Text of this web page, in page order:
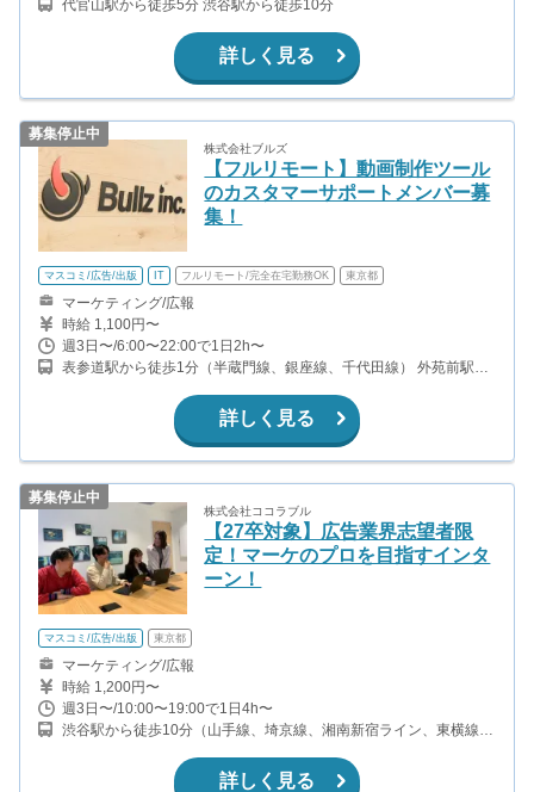
代官山駅から徒歩5分 渋谷駅から徒歩10分
詳しく見る
募集停止中
株式会社ブルズ
【フルリモート】動画制作ツール
のカスタマーサポートメンバー募
集！
マスコミ/広告/出版 IT フルリモート/完全在宅勤務OK 東京都
マーケティング/広報
時給 1,100円〜
週3日〜/6:00〜22:00で1日2h〜
表参道駅から徒歩1分（半蔵門線、銀座線、千代田線） 外苑前駅か
詳しく見る
募集停止中
株式会社ココラブル
【27卒対象】広告業界志望者限
定！マーケのプロを目指すインタ
ーン！
マスコミ/広告/出版 東京都
マーケティング/広報
時給 1,200円〜
週3日〜/10:00〜19:00で1日4h〜
渋谷駅から徒歩10分（山手線、埼京線、湘南新宿ライン、東横線、
詳しく見る